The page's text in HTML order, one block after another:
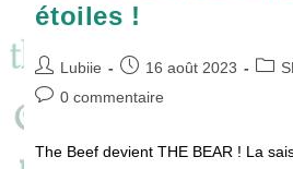
étoiles !
Auteur/autrice
de
Lubiie
Publication
publiée :
16 août 2023
Post
Commentaires
0 commentaire
The Beef devient THE BEAR ! La